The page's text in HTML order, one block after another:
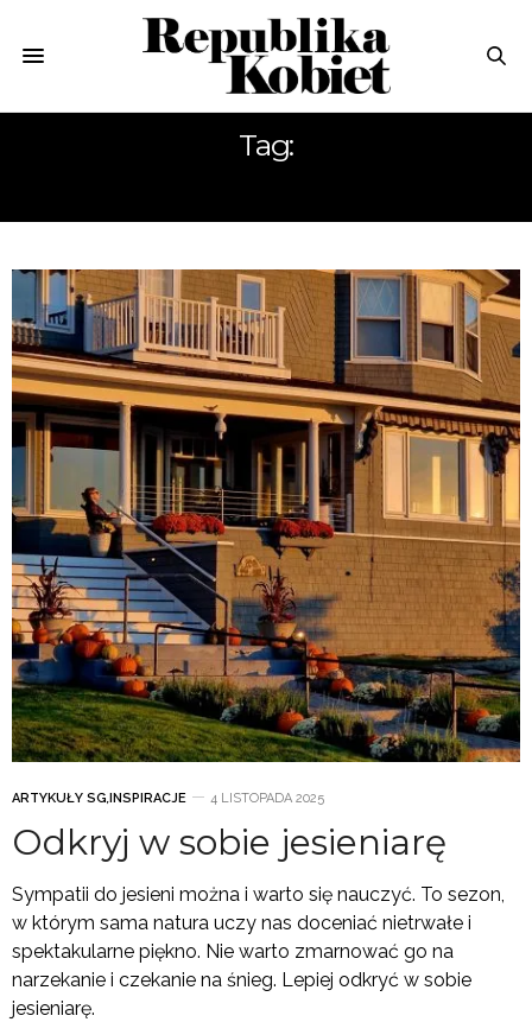
Tag:
ARTYKUŁY SG, INSPIRACJE 4 LISTOPADA 2025
Odkryj w sobie jesieniarę
Sympatii do jesieni można i warto się nauczyć. To sezon,
w którym sama natura uczy nas doceniać nietrwałe i
spektakularne piękno. Nie warto zmarnować go na
narzekanie i czekanie na śnieg. Lepiej odkryć w sobie
jesieniarę.